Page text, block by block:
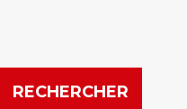
RECHERCHER